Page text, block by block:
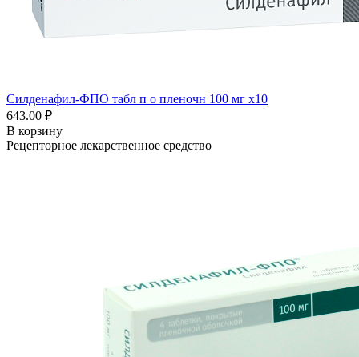
Силденафил-ФПО табл п о пленочн 100 мг x10
643.00 ₽
В корзину
Рецепторное лекарственное средство